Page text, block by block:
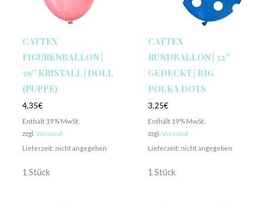
CATTEX
FIGURENBALLON |
59″ KRISTALL | DOLL
(PUPPE)
4,35€
Enthält 19% MwSt.
zzgl. Versand
Lieferzeit: nicht angegeben
1 Stück
CATTEX
RUNDBALLON | 32″
GEDECKT | BIG
POLKA DOTS
3,25€
Enthält 19% MwSt.
zzgl. Versand
Lieferzeit: nicht angegeben
1 Stück